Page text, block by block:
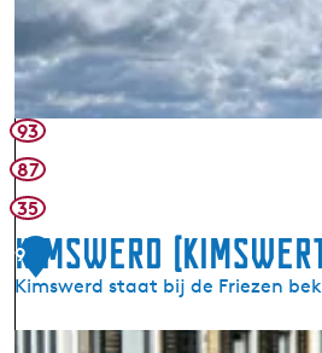
j
m
e
r
G
u
l
d
e
93
87
35
9
Kimswerd
Kimswerd staat bij de Friezen